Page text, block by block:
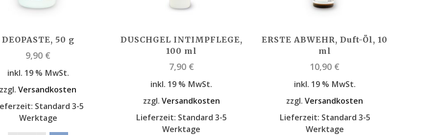
DEOPASTE, 50 g
9,90 €
inkl. 19 % MwSt.
zzgl.Versandkosten
Standard 3-5
Werktage
DUSCHGEL INTIMPFLEGE,
100 ml
7,90 €
inkl. 19 % MwSt.
zzgl. Versandkosten
Lieferzeit: Standard 3-5
Werktage
ERSTE ABWEHR, Duft-Öl, 10
ml
10,90 €
inkl. 19 % MwSt.
zzgl.Versandkosten
Lieferzeit: Standard 3-5
Werktage